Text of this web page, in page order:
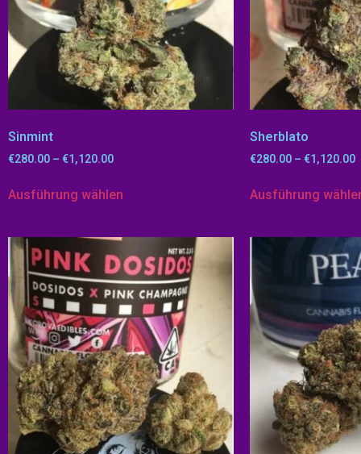
Sinmint
€280.00 – €1,120.00
Ausführung wählen
Sherblato
€280.00 – €1,120.00
Ausführung